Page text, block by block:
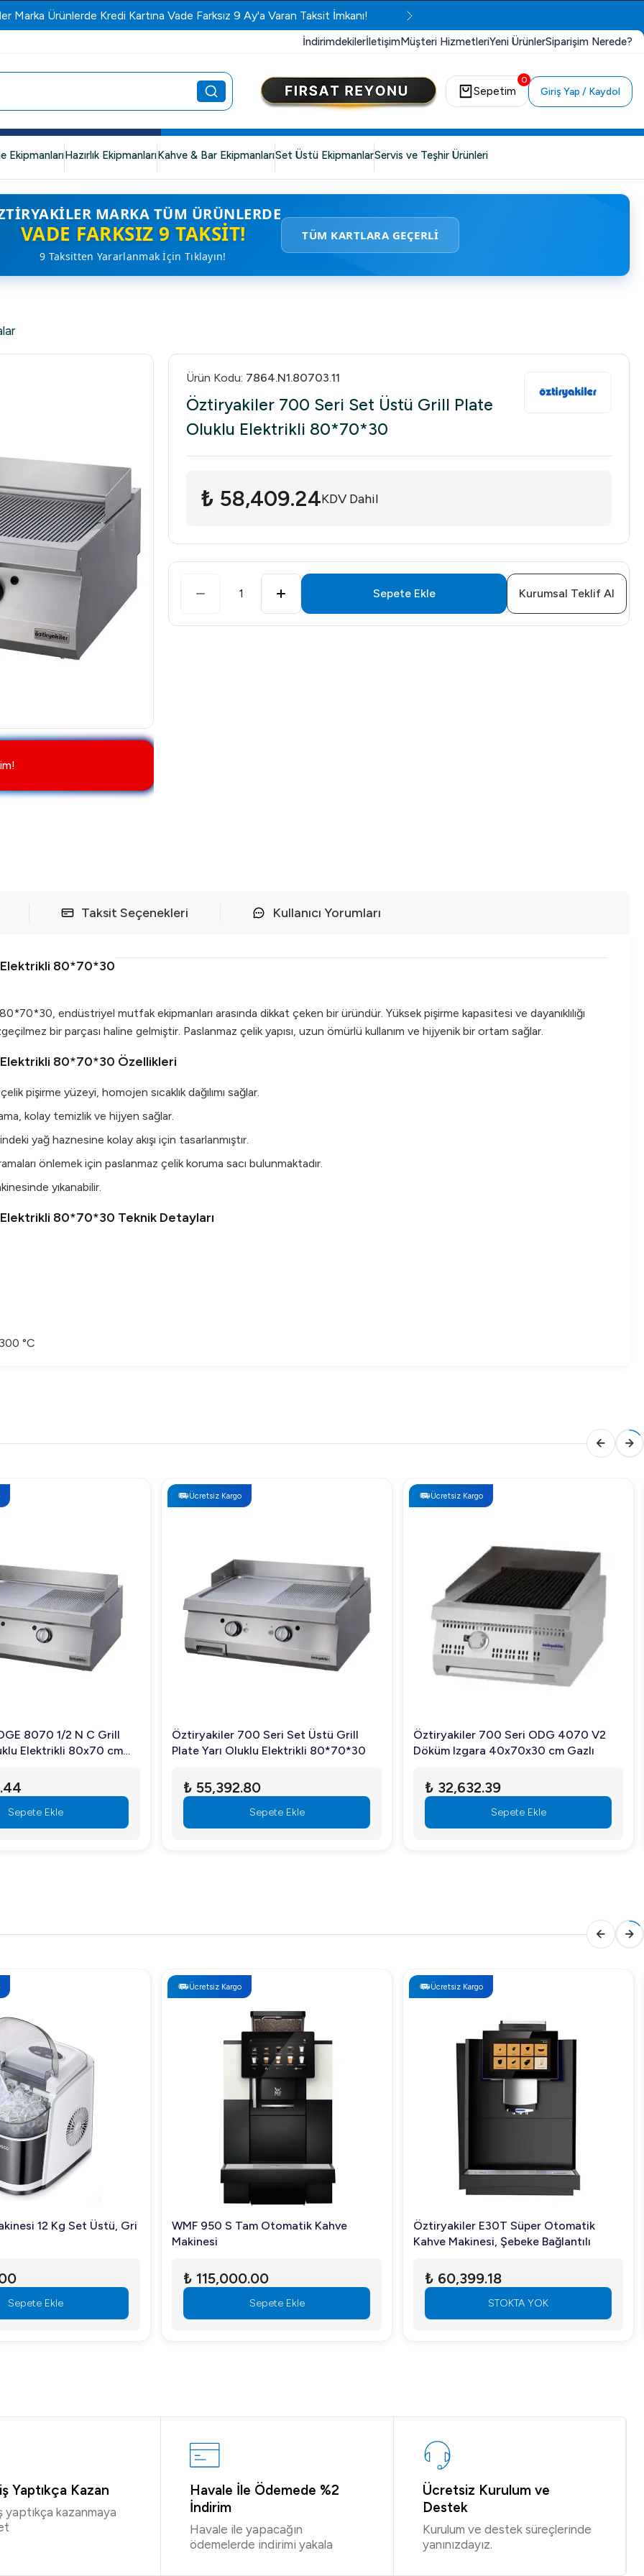
Marka Ürünlerde Kredi Kartına Vade Farksız 9 Ay'a Varan Taksit İmkanı!
İndirimdekilerİletişimMüşteri HizmetleriYeni ÜrünlerSiparişim Nerede?
0
Sepetim Giriş Yap / Kaydol
EkipmanlarıHazırlık EkipmanlarıKahve & Bar EkipmanlarıSet Üstü EkipmanlarServis ve Teşhir Ürünleri
MARKA TÜM ÜRÜNLERDE
VADE FARKSIZ 9 TAKSIT!
9 Taksitten Yararlanmak İçin Tıklayın!
TÜM KARTLARA GEÇERLİ
Ürün Kodu: 7864.N1.80703.11
Öztiryakiler 700 Seri Set Üstü Grill Plate
Oluklu Elektrikli 80*70*30
₺ 58,409.24KDV Dahil
1 Sepete Ekle Kurumsal Teklif Al
Taksit Seçenekleri Kullanıcı Yorumları
80*70*30
endüstriyel mutfak ekipmanları arasında dikkat çeken bir üründür. Yüksek pişirme kapasitesi ve dayanıklılığı
bir parçası haline gelmiştir. Paslanmaz çelik yapısı, uzun ömürlü kullanım ve hijyenik bir ortam sağlar.
80*70*30 Özellikleri
pişirme yüzeyi, homojen sıcaklık dağılımı sağlar.
kolay temizlik ve hijyen sağlar.
yağ haznesine kolay akışı için tasarlanmıştır.
önlemek için paslanmaz çelik koruma sacı bulunmaktadır.
yıkanabilir.
80*70*30 Teknik Detayları
°C
80*70*30 Fiyatı
80*70*30 Neden Tercih Edilmeli?
paslanmaz çelik yapısı uzun ömürlü kullanım sağlarken, hijyen standartlarınızı üst düzeyde tutar.
°C arasında ayarlanabilir.
Elektrikli 80*70*30, profesyonel mutfaklar için ideal bir çözümdür. Ürün hakkında daha fazla bilgi almak ve sipariş
8070 1/2 N C Grill
Elektrikli 80x70 cm
Sepete Ekle
Ücretsiz Kargo
Öztiryakiler 700 Seri Set Üstü Grill
Plate Yarı Oluklu Elektrikli 80*70*30
₺ 55,392.80
Sepete Ekle
Ücretsiz Kargo
Öztiryakiler 700 Seri ODG 4070 V2
Döküm Izgara 40x70x30 cm Gazlı
₺ 32,632.39
Sepete Ekle
12 Kg Set Üstü, Gri
Sepete Ekle
Ücretsiz Kargo
WMF 950 S Tam Otomatik Kahve
Makinesi
₺ 115,000.00
Sepete Ekle
Ücretsiz Kargo
Öztiryakiler E30T Süper Otomatik
Kahve Makinesi, Şebeke Bağlantılı
₺ 60,399.18
STOKTA YOK
Yaptıkça Kazan
yaptıkça kazanmaya
Havale İle Ödemede %2
İndirim
Havale ile yapacağın
ödemelerde indirimi yakala
Ücretsiz Kurulum ve
Destek
Kurulum ve destek süreçlerinde
yanınızdayız.